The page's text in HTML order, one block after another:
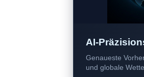
AI-
Genaueste
und globale